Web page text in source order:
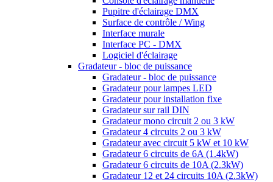
Pupitre d'éclairage DMX
Surface de contrôle / Wing
Interface murale
Interface PC - DMX
Logiciel d'éclairage
Gradateur - bloc de puissance
Gradateur - bloc de puissance
Gradateur pour lampes LED
Gradateur pour installation fixe
Gradateur sur rail DIN
Gradateur mono circuit 2 ou 3 kW
Gradateur 4 circuits 2 ou 3 kW
Gradateur avec circuit 5 kW et 10 kW
Gradateur 6 circuits de 6A (1.4kW)
Gradateur 6 circuits de 10A (2.3kW)
Gradateur 12 et 24 circuits 10A (2.3kW)